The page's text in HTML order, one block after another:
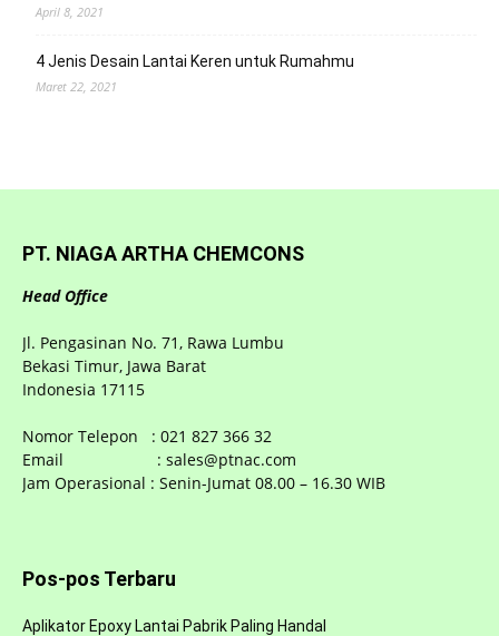
April 8, 2021
4 Jenis Desain Lantai Keren untuk Rumahmu
Maret 22, 2021
PT. NIAGA ARTHA CHEMCONS
Head Office
Jl. Pengasinan No. 71, Rawa Lumbu
Bekasi Timur, Jawa Barat
Indonesia 17115
Nomor Telepon : 021 827 366 32
Email : sales@ptnac.com
Jam Operasional : Senin-Jumat 08.00 – 16.30 WIB
Pos-pos Terbaru
Aplikator Epoxy Lantai Pabrik Paling Handal